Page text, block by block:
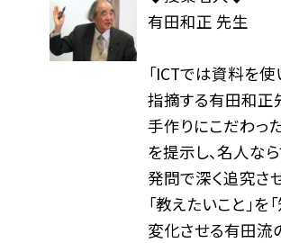
有田和正 先生
「ICTでは資料を使
指摘する有田和正
手作りにこだわっ
を提示し、名人な
発問で深く追究さ
「教えたいこと」を
変化させる有田流